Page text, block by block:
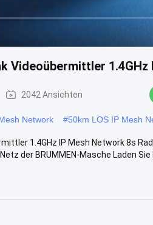
Videoübermittler
2042 Ansichten
Network #50km LOS IP Mesh
1.4GHz IP Mesh Network 8s
der BRUMMEN-Masche Laden Sie